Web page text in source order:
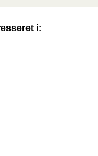
damp når
i: